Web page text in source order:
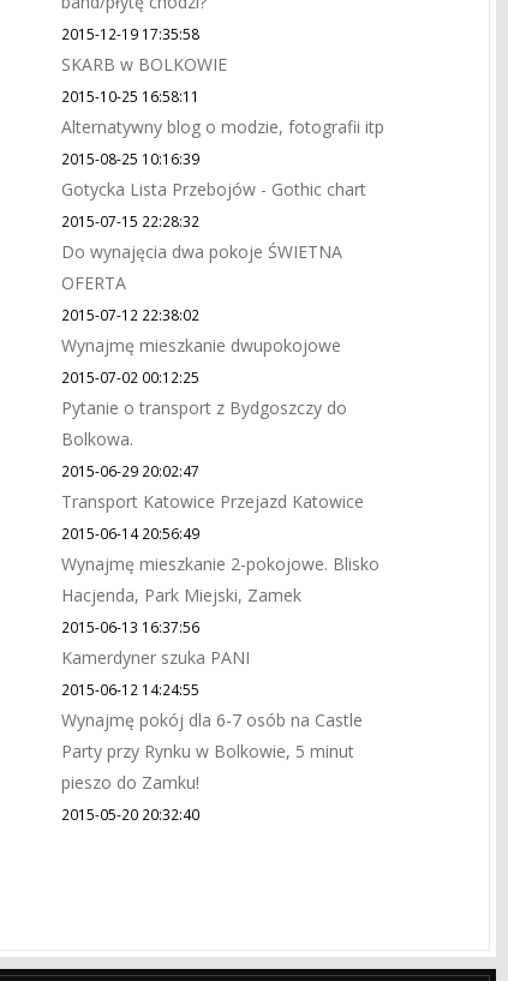
2015-12-19 17:35:58
SKARB w BOLKOWIE
2015-10-25 16:58:11
Alternatywny blog o modzie, fotografii itp
2015-08-25 10:16:39
Gotycka Lista Przebojów - Gothic chart
2015-07-15 22:28:32
Do wynajęcia dwa pokoje ŚWIETNA
OFERTA
2015-07-12 22:38:02
Wynajmę mieszkanie dwupokojowe
2015-07-02 00:12:25
Pytanie o transport z Bydgoszczy do
Bolkowa.
2015-06-29 20:02:47
Transport Katowice Przejazd Katowice
2015-06-14 20:56:49
Wynajmę mieszkanie 2-pokojowe. Blisko
Hacjenda, Park Miejski, Zamek
2015-06-13 16:37:56
Kamerdyner szuka PANI
2015-06-12 14:24:55
Wynajmę pokój dla 6-7 osób na Castle
Party przy Rynku w Bolkowie, 5 minut
pieszo do Zamku!
2015-05-20 20:32:40